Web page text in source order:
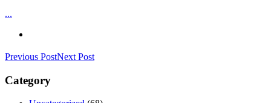
...
Previous PostNext Post
Category